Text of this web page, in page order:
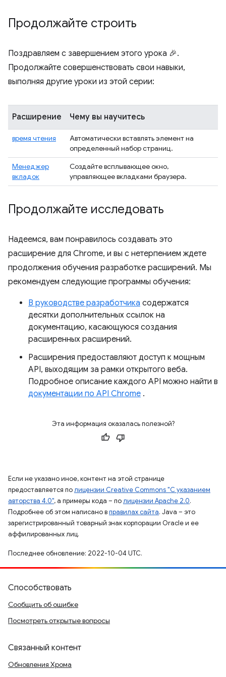
Продолжайте строить
Поздравляем с завершением этого урока 🎉.
Продолжайте совершенствовать свои навыки,
выполняя другие уроки из этой серии:
Расширение Чему вы научитесь
время чтения
Автоматически вставлять элемент на
определенный набор страниц.
Менеджер
вкладок
Создайте всплывающее окно,
управляющее вкладками браузера.
Продолжайте исследовать
Надеемся, вам понравилось создавать это
расширение для Chrome, и вы с нетерпением ждете
продолжения обучения разработке расширений. Мы
рекомендуем следующие программы обучения:
В руководстве разработчика содержатся
десятки дополнительных ссылок на
документацию, касающуюся создания
расширенных расширений.
Расширения предоставляют доступ к мощным
API, выходящим за рамки открытого веба.
Подробное описание каждого API можно найти в
документации по API Chrome .
Эта информация оказалась полезной?
Если не указано иное, контент на этой странице
предоставляется полицензии Creative Commons "С указанием
авторства 4.0", а примеры кода – полицензии Apache 2.0.
Подробнее об этом написано вправилах сайта. Java – это
зарегистрированный товарный знак корпорации Oracle и ее
аффилированных лиц.
Последнее обновление: 2022-10-04 UTC.
Способствовать
Сообщить об ошибке
Посмотреть открытые вопросы
Связанный контент
Обновления Хрома